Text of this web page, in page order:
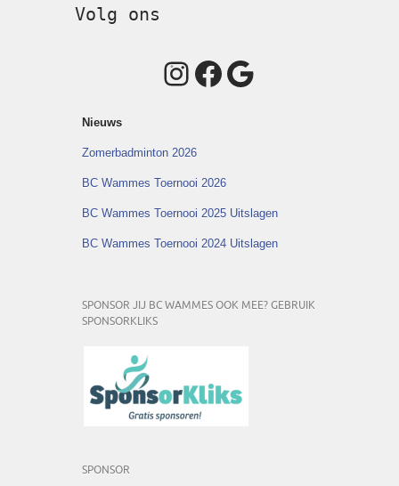
Volg ons
Instagram
Facebook
Google
Nieuws
Zomerbadminton 2026
BC Wammes Toernooi 2026
BC Wammes Toernooi 2025 Uitslagen
BC Wammes Toernooi 2024 Uitslagen
SPONSOR JIJ BC WAMMES OOK MEE? GEBRUIK
SPONSORKLIKS
SPONSOR